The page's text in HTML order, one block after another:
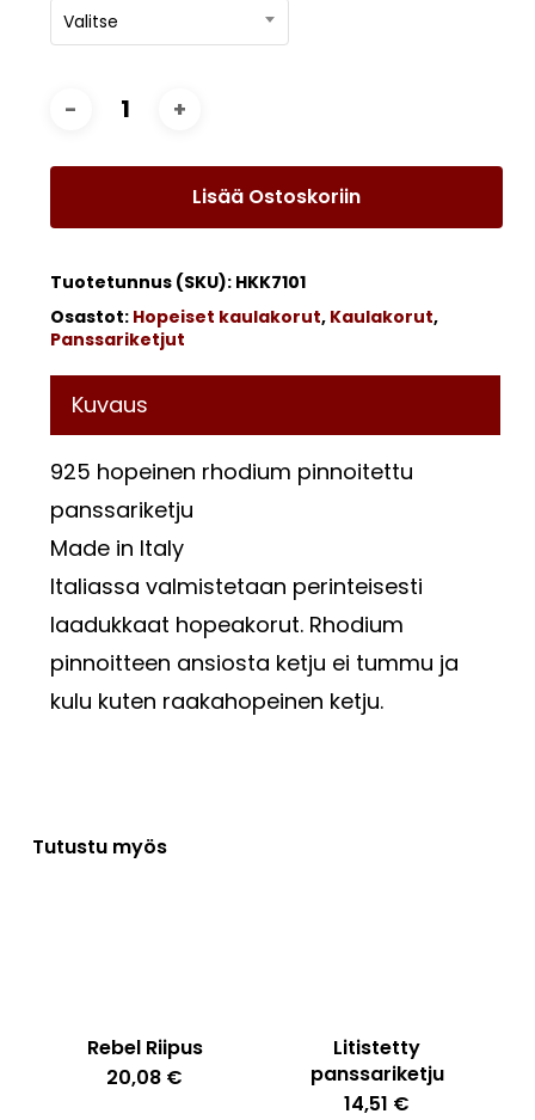
Ostoskori on tyhjä.
Valitse
Lisää Ostoskoriin
Tuotetunnus (SKU): HKK7101
Osastot: Hopeiset kaulakorut, Kaulakorut,
Panssariketjut
Kuvaus
925 hopeinen rhodium pinnoitettu
panssariketju
Made in Italy
Italiassa valmistetaan perinteisesti
laadukkaat hopeakorut. Rhodium
pinnoitteen ansiosta ketju ei tummu ja
kulu kuten raakahopeinen ketju.
Tutustu myös
Rebel Riipus
20,08 €
Litistetty
panssariketju
14,51 €